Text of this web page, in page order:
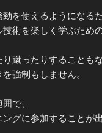
を使えるようになるた
術を楽しく学ぶため
蹴ったりすることも
強制もしません。
で、
グに参加することが出